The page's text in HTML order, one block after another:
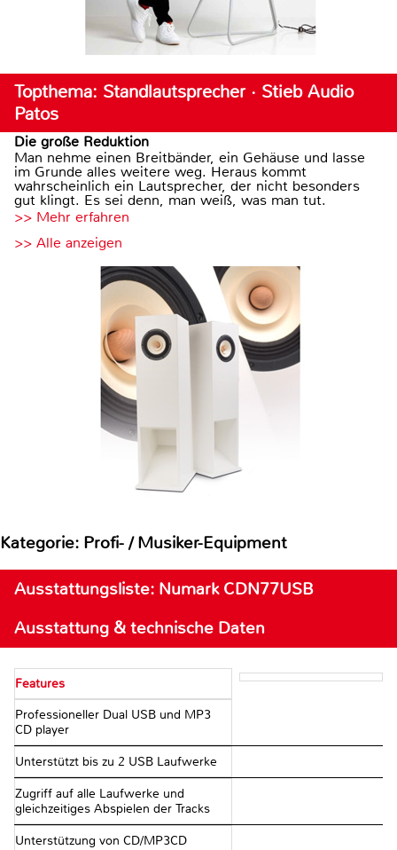
Topthema: Standlautsprecher · Stieb Audio
Patos
Die große Reduktion
Man nehme einen Breitbänder, ein Gehäuse und lasse
im Grunde alles weitere weg. Heraus kommt
wahrscheinlich ein Lautsprecher, der nicht besonders
gut klingt. Es sei denn, man weiß, was man tut.
>> Mehr erfahren
>> Alle anzeigen
Kategorie: Profi- / Musiker-Equipment
Ausstattungsliste: Numark CDN77USB
Ausstattung & technische Daten
Features
Professioneller Dual USB und MP3
CD player
Unterstützt bis zu 2 USB Laufwerke
Zugriff auf alle Laufwerke und
gleichzeitiges Abspielen der Tracks
Unterstützung von CD/MP3CD